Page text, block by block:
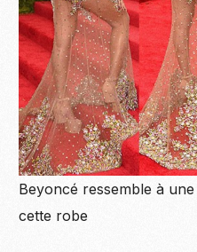
Beyoncé ressemble à
cette robe